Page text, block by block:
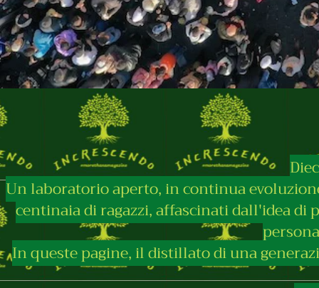
Un laboratorio aperto, in continua
centinaia di ragazzi, affascinati dall'idea
In queste pagine, il distillato di una